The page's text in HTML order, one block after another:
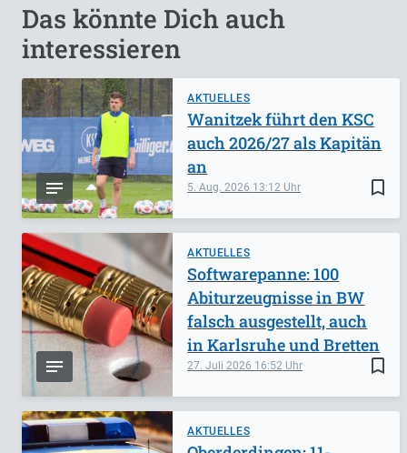
Das könnte Dich auch
interessieren
AKTUELLES
bookmark_border
5. Aug. 2026 13:12
Wanitzek führt den KSC
auch 2026/27 als Kapitän
an
AKTUELLES
bookmark_border
27. Juli 2026 16:52
Softwarepanne: 100
Abiturzeugnisse in BW
falsch ausgestellt, auch
in Karlsruhe und Bretten
AKTUELLES